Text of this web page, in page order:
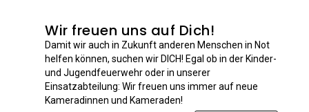
Wir freuen uns auf Dich!
Damit wir auch in Zukunft anderen Menschen in Not
helfen können, suchen wir DICH! Egal ob in der Kinder-
und Jugendfeuerwehr oder in unserer
Einsatzabteilung: Wir freuen uns immer auf neue
Kameradinnen und Kameraden!